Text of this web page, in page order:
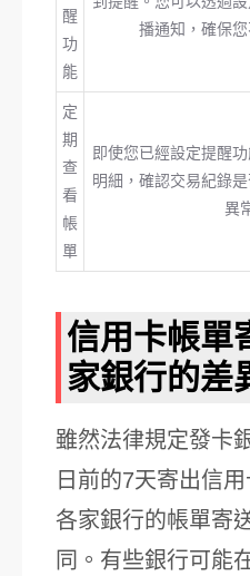
醒
功
能
播通知，確保
定
期
查
看
帳
單
即使您已經設定提醒
明細，確認交易紀錄
異
信用卡帳單
家銀行的差
雖然法律規定發卡
日前的7天寄出信
各家銀行的帳單寄
同。有些銀行可能